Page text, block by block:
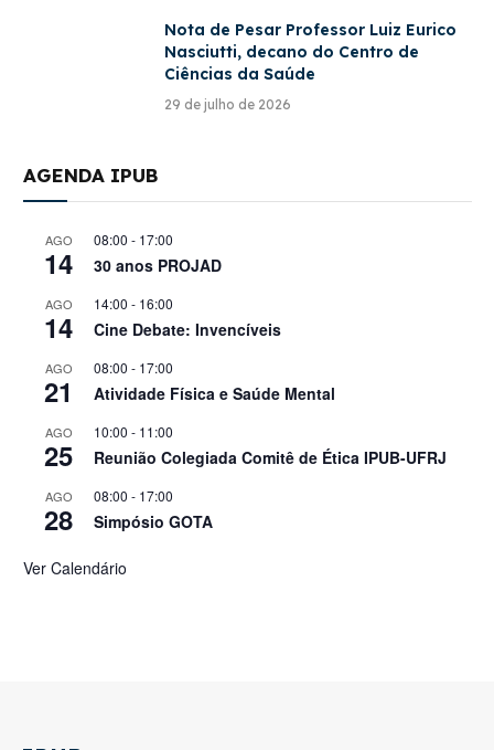
Nota de Pesar Professor Luiz Eurico
Nasciutti, decano do Centro de
Ciências da Saúde
29 de julho de 2026
AGENDA IPUB
AGO
14
08:00 - 17:00
30 anos PROJAD
AGO
14
14:00 - 16:00
Cine Debate: Invencíveis
AGO
21
08:00 - 17:00
Atividade Física e Saúde Mental
AGO
25
10:00 - 11:00
Reunião Colegiada Comitê de Ética IPUB-UFRJ
AGO
28
08:00 - 17:00
Simpósio GOTA
Ver Calendário